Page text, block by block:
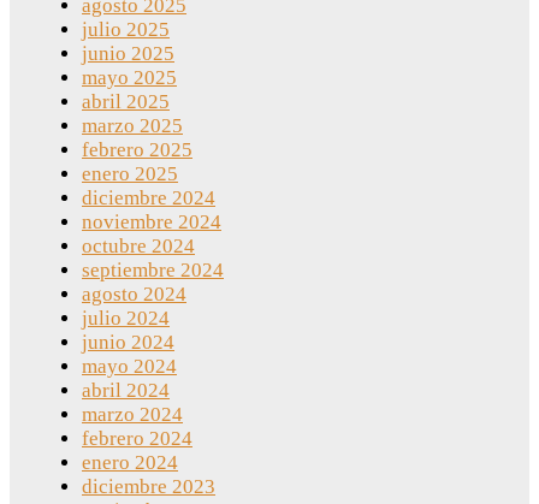
agosto 2025
julio 2025
junio 2025
mayo 2025
abril 2025
marzo 2025
febrero 2025
enero 2025
diciembre 2024
noviembre 2024
octubre 2024
septiembre 2024
agosto 2024
julio 2024
junio 2024
mayo 2024
abril 2024
marzo 2024
febrero 2024
enero 2024
diciembre 2023